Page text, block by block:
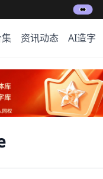
资讯动态 AI造字